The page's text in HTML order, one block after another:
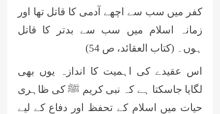
کفر میں سب سے اچھے آدمی کا قاتل تھا اور
زمانہ اسلام میں سب سے بدتر کا قاتل
ہوں۔ (کتاب العقائد، ص 54)
اس عقیدے کی اہمیت کا اندازہ یوں بھی
لگایا جاسکتا ہے کہ نبی کریم ﷺ کی ظاہری
حیات میں اسلام کے تحفظ اور دفاع کے لیے